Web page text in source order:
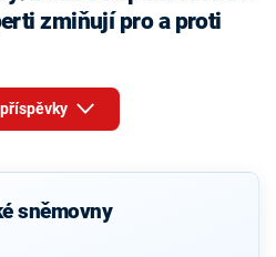
zmiňují pro a proti
sněmovny